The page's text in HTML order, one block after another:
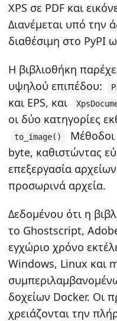
XPS σε PDF και
Διανέμεται υπό την
διαθέσιμη στο PyPI
Η βιβλιοθήκη
υψηλού επιπέδου:
και EPS, και
οι δύο κατηγορίες
to_image()
Μέθοδοι
byte, καθιστώντας
επεξεργασία
προσωρινά αρχεία.
Δεδομένου ότι η
το Ghostscript,
εγχώριο χρόνο
Windows, Linux και
δοχείων Docker. Οι
χρειάζονται την